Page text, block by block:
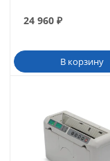
24 960 ₽
В корзину